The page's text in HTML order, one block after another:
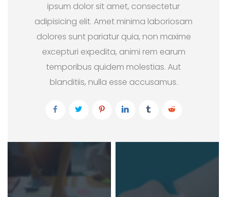
ipsum dolor sit amet, consectetur
adipisicing elit. Amet minima laboriosam
dolores sunt pariatur quia, non maxime
excepturi expedita, animi rem earum
temporibus quidem molestias. Aut
blanditiis, nulla esse accusamus.